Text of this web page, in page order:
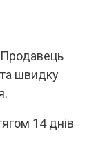
Продавець
та швидку
14 днів